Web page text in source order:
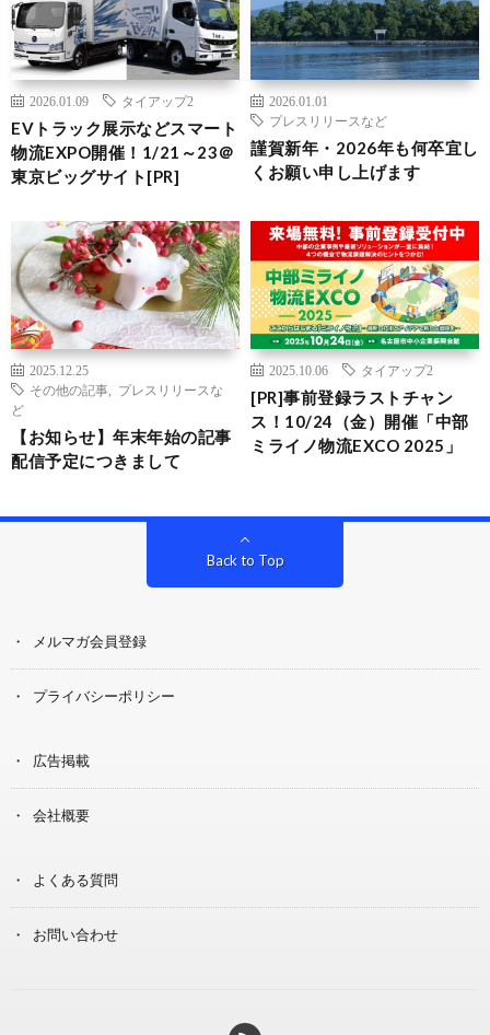
2026.01.09 タイアップ2
EVトラック展示などスマート
物流EXPO開催！1/21～23＠
東京ビッグサイト[PR]
2026.01.01
プレスリリースなど
謹賀新年・2026年も何卒宜し
くお願い申し上げます
2025.12.25
その他の記事
プレスリリースな
ど
【お知らせ】年末年始の記事
配信予定につきまして
2025.10.06 タイアップ2
[PR]事前登録ラストチャン
ス！10/24（金）開催「中部
ミライノ物流EXCO 2025」
Back to Top
メルマガ会員登録
プライバシーポリシー
広告掲載
会社概要
よくある質問
お問い合わせ